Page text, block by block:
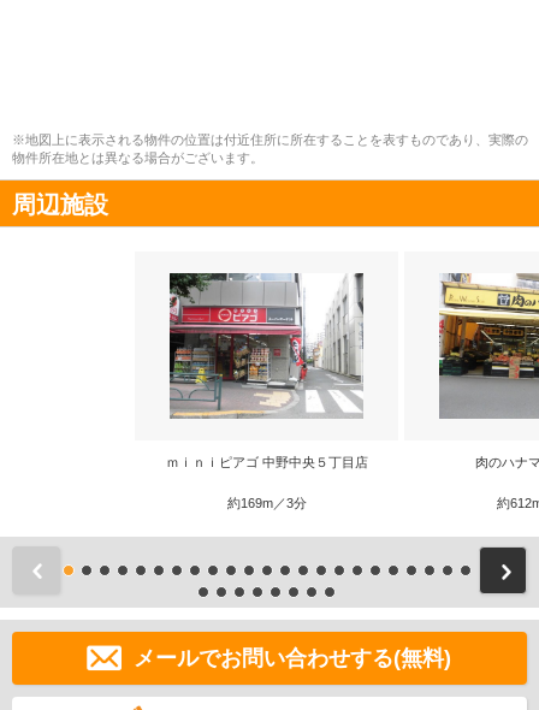
※地図上に表示される物件の位置は付近住所に所在することを表すものであり、実際の
物件所在地とは異なる場合がございます。
周辺施設
ｍｉｎｉピアゴ 中野中央５丁目店
約169m／3分
肉のハナ
約
前
メールでお問い合わせする(無料)